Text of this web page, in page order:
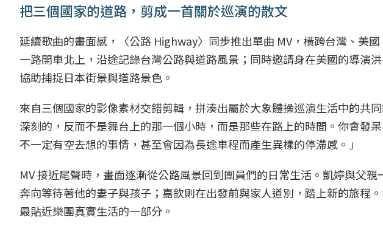
把三個國家的道路，剪成一首關於巡演的散文
延續歌曲的畫面感，〈公路 Highway〉同步推出單曲 MV，橫跨台灣、美
一路開車北上，沿途記錄台灣公路與道路風景；同時邀請身在美國的導演
協助捕捉日本街景與道路景色。
來自三個國家的影像素材交錯剪輯，拼湊出屬於大象體操巡演生活中的共
深刻的，反而不是舞台上的那一個小時，而是那些在路上的時間。你會發
不一定有空去想的事情，甚至會因為長途車程而產生異樣的停滯感。」
MV 接近尾聲時，畫面逐漸從公路風景回到團員們的日常生活。凱婷與父
奔向等待著他的妻子與孩子；嘉欽則在出發前與家人道別，踏上新的旅程
最貼近樂團真實生活的一部分。